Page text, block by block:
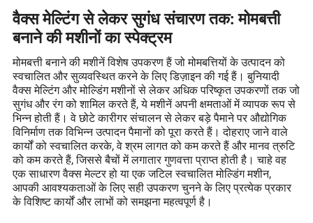
वैक्स मेल्टिंग से लेकर सुगंध संचारण तक: मोमबत्ती
बनाने की मशीनों का स्पेक्ट्रम
मोमबत्ती बनाने की मशीनें विशेष उपकरण हैं जो मोमबत्तियों के उत्पादन को
स्वचालित और सुव्यवस्थित करने के लिए डिज़ाइन की गई हैं। बुनियादी
वैक्स मेल्टिंग और मोल्डिंग मशीनों से लेकर अधिक परिष्कृत उपकरणों तक जो
सुगंध और रंग को शामिल करते हैं, ये मशीनें अपनी क्षमताओं में व्यापक रूप से
भिन्न होती हैं। वे छोटे कारीगर संचालन से लेकर बड़े पैमाने पर औद्योगिक
विनिर्माण तक विभिन्न उत्पादन पैमानों को पूरा करते हैं। दोहराए जाने वाले
कार्यों को स्वचालित करके, वे श्रम लागत को कम करते हैं और मानव त्रुटि
को कम करते हैं, जिससे बैचों में लगातार गुणवत्ता प्राप्त होती है। चाहे वह
एक साधारण वैक्स मेल्टर हो या एक जटिल स्वचालित मोल्डिंग मशीन,
आपकी आवश्यकताओं के लिए सही उपकरण चुनने के लिए प्रत्येक प्रकार
के विशिष्ट कार्यों और लाभों को समझना महत्वपूर्ण है।